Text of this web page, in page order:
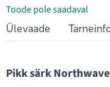
Toode pole saadaval
Ülevaade
Pikk särk